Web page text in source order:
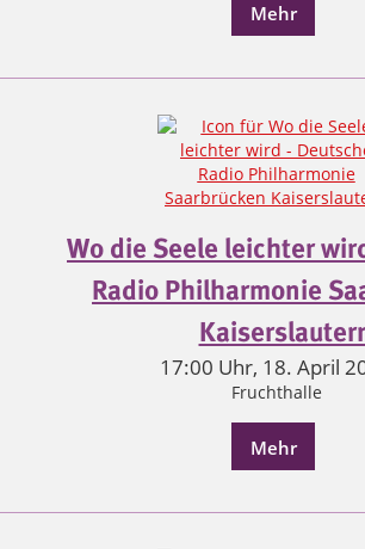
Mehr
Wo die Seele leichter
Radio Philharmonie
17:00 Uhr, 18. April
Fruchthalle
Mehr